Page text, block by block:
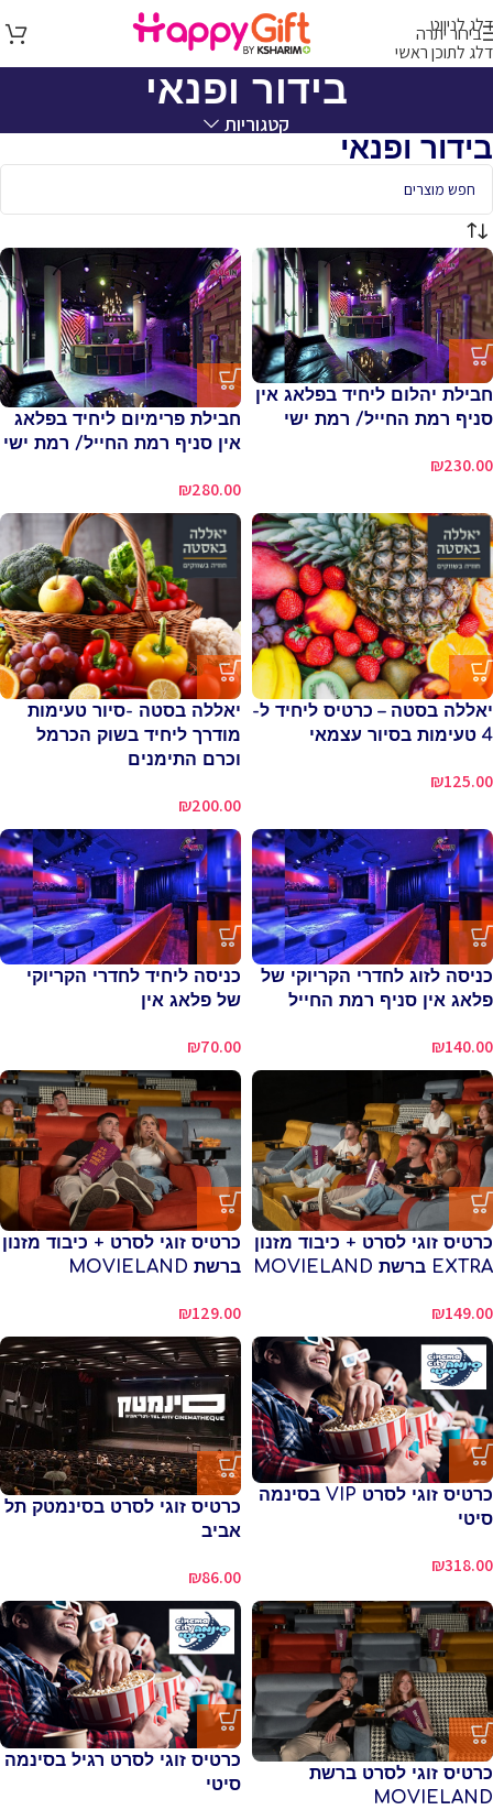
דלג לניווט
דלג לתוכן ראשי
בירור יתרה
בידור ופנאי
קטגוריות
בידור ופנאי
חבילת יהלום ליחיד בפלאג אין
סניף רמת החייל/ רמת ישי
₪230.00
חבילת פרימיום ליחיד בפלאג
אין סניף רמת החייל/ רמת ישי
₪280.00
יאללה בסטה – כרטיס ליחיד ל-
4 טעימות בסיור עצמאי
₪125.00
יאללה בסטה -סיור טעימות
מודרך ליחיד בשוק הכרמל
וכרם התימנים
₪200.00
כניסה לזוג לחדרי הקריוקי של
פלאג אין סניף רמת החייל
₪140.00
כניסה ליחיד לחדרי הקריוקי
של פלאג אין
₪70.00
כרטיס זוגי לסרט + כיבוד מזנון
EXTRA ברשת MOVIELAND
₪149.00
כרטיס זוגי לסרט + כיבוד מזנון
ברשת MOVIELAND
₪129.00
כרטיס זוגי לסרט VIP בסינמה
סיטי
₪318.00
כרטיס זוגי לסרט בסינמטק תל
אביב
₪86.00
כרטיס זוגי לסרט ברשת
MOVIELAND
כרטיס זוגי לסרט רגיל בסינמה
סיטי